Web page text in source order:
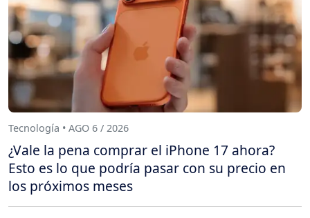
Tecnología • AGO 6 / 2026
¿Vale la pena comprar el iPhone 17 ahora?
Esto es lo que podría pasar con su precio en
los próximos meses